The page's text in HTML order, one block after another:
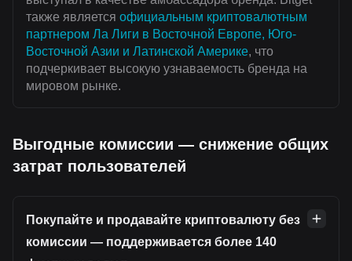
также является официальным криптовалютным
партнером Ла Лиги в Восточной Европе, Юго-
Восточной Азии и Латинской Америке, что
подчеркивает высокую узнаваемость бренда на
мировом рынке.
Выгодные комиссии — снижение общих
затрат пользователей
Покупайте и продавайте криптовалюту без
комиссии — поддерживается более 140